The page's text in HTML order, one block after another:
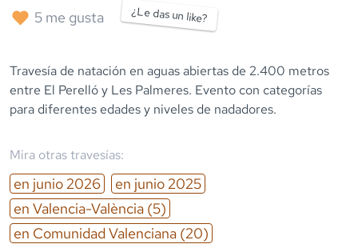
5 me gusta ¿Le das un like?
Travesía de natación en aguas abiertas de 2.400 metros
entre El Perelló y Les Palmeres. Evento con categorías
para diferentes edades y niveles de nadadores.
Mira otras travesías:
en junio 2026 en junio 2025
en Valencia-València (5)
en Comunidad Valenciana (20)